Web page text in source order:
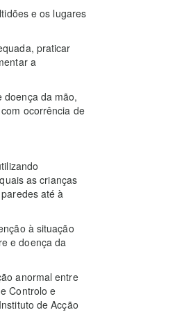
e os lugares
praticar
a
doença da mão,
ocorrência de
as crianças
até à
à situação
e doença da
anormal entre
Controlo e
de Acção